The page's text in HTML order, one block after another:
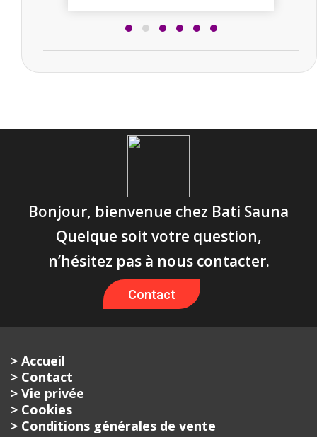
Bonjour, bienvenue chez Bati Sauna
Quelque soit votre question,
n’hésitez pas à nous contacter.
Contact
> Accueil
> Contact
> Vie privée
> Cookies
> Conditions générales de vente